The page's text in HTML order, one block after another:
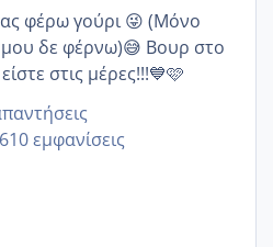
φέρω γούρι 😜 (Μόνο
δε φέρνω)😅 Βουρ στο
στις μέρες!!!💙🩷
εμφανίσεις